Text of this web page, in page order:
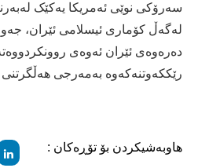
سه‌رۆکى نوێى ئه‌مریکا یه‌کێک
له‌گه‌ڵ کۆماری ئیسلامی ئێران،
ده‌ره‌وه‌ى ئێران ئه‌وه‌ى
رێککه‌وتنه‌که‌وه‌ به‌مه‌رجى
هاوبەشیکردن بۆ تۆڕەکان :